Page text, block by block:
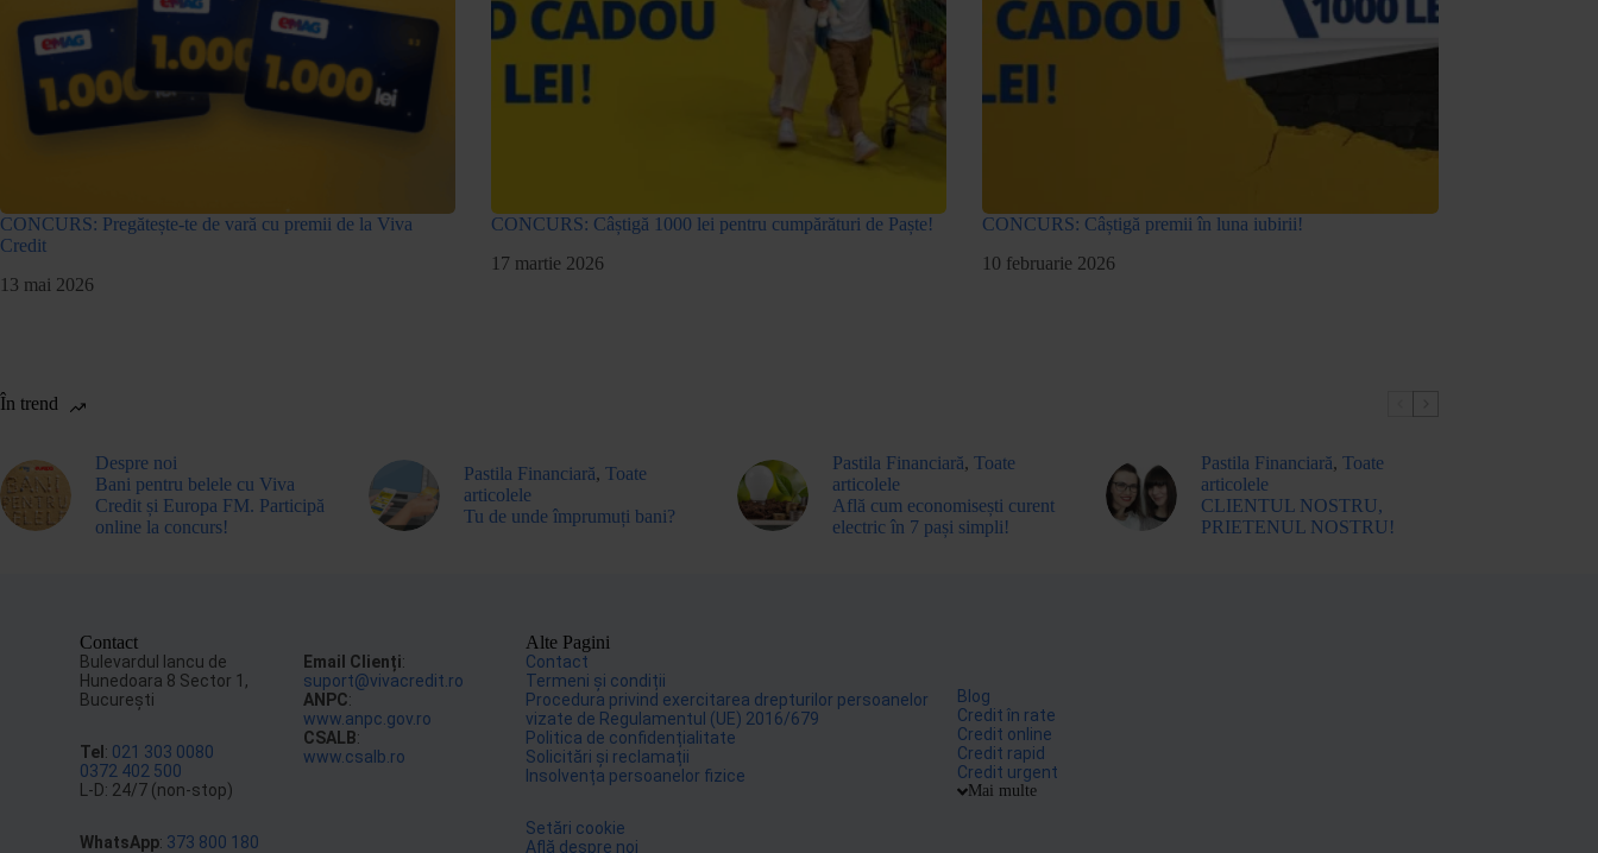
CONCURS: Pregătește-te de vară cu premii de la Viva
Credit
13 mai 2026
CONCURS: Câștigă 1000 lei pentru cumpărături de Paște!
17 martie 2026
CONCURS: Câștigă premii în luna iubirii!
10 februarie 2026
În trend
Despre noi
Bani pentru belele cu Viva
Credit și Europa FM. Participă
online la concurs!
Pastila Financiară, Toate
articolele
Tu de unde împrumuți bani?
Pastila Financiară, Toate
articolele
Află cum economisești curent
electric în 7 pași simpli!
Pastila Financiară, Toate
articolele
CLIENTUL NOSTRU,
PRIETENUL NOSTRU!
Contact
Bulevardul Iancu de
Hunedoara 8 Sector 1,
Bucureşti
Tel : 021 303 0080
0372 402 500
L-D: 24/7 (non-stop)
WhatsApp: 373 800 180
Email Clienți:
suport@vivacredit.ro
ANPC:
www.anpc.gov.ro
CSALB:
www.csalb.ro
Alte Pagini
Contact
Termeni și condiții
Procedura privind exercitarea drepturilor persoanelor
vizate de Regulamentul (UE) 2016/679
Politica de confidențialitate
Solicitări și reclamații
Insolvența persoanelor fizice
Setări cookie
Află despre noi
Blog
Credit în rate
Credit online
Credit rapid
Credit urgent
Mai multe